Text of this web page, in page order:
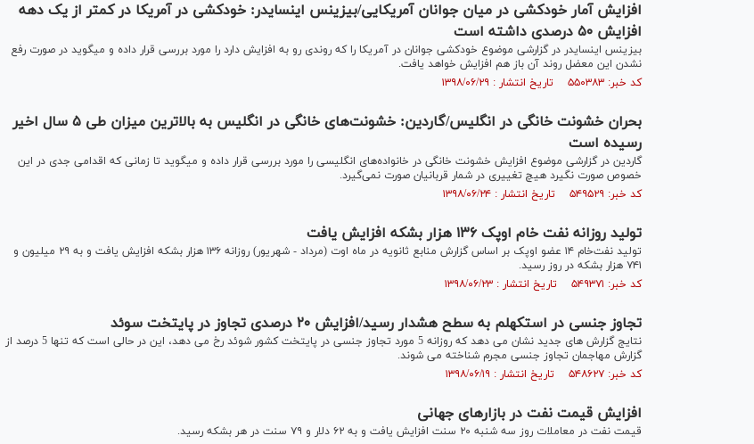
افزایش آمار خودکشی در میان جوانان آمریکایی/بیزینس اینسایدر: خودکشی در آمریکا در کمتر از یک دهه
افزایش ۵۰ درصدی داشته است
بیزینس اینسایدر در گزارشی موضوع خودکشی جوانان در آمریکا را که روندی رو به افزایش دارد را مورد بررسی قرار داده و می‎گوید در صورت رفع
نشدن این معضل روند آن باز هم افزایش خواهد یافت.
کد خبر: ۵۵۰۳۸۳ تاریخ انتشار : ۱۳۹۸/۰۶/۲۹
بحران خشونت خانگی در انگلیس/گاردین: خشونت‌های خانگی در انگلیس به بالاترین میزان طی ۵ سال اخیر
رسیده است
گاردین در گزارشی موضوع افزایش خشونت خانگی در خانواده‌های انگلیسی را مورد بررسی قرار داده و می‎گوید تا زمانی که اقدامی جدی در این
خصوص صورت نگیرد هیچ تغییری در شمار قربانیان صورت نمی‌گیرد.
کد خبر: ۵۴۹۵۲۹ تاریخ انتشار : ۱۳۹۸/۰۶/۲۴
تولید روزانه نفت خام اوپک ۱۳۶ هزار بشکه افزایش یافت
تولید نفت‌خام ۱۴ عضو اوپک بر اساس گزارش منابع ثانویه در ماه اوت (مرداد - شهریور) روزانه ۱۳۶ هزار بشکه افزایش یافت و به ۲۹ میلیون و
۷۴۱ هزار بشکه در روز رسید.
کد خبر: ۵۴۹۳۷۱ تاریخ انتشار : ۱۳۹۸/۰۶/۲۳
تجاوز جنسی در استکهلم به سطح هشدار رسید/افزایش ۲۰ درصدی تجاوز در پایتخت سوئد
نتایج گزارش های جدید نشان می دهد که روزانه 5 مورد تجاوز جنسی در پایتخت کشور شوئد رخ می دهد، این در حالی است که تنها 5 درصد از
گزارش مهاجمان تجاوز جنسی مجرم شناخته می شوند.
کد خبر: ۵۴۸۶۲۷ تاریخ انتشار : ۱۳۹۸/۰۶/۱۹
افزایش قیمت نفت در بازارهای جهانی
قیمت نفت در معاملات روز سه شنبه ۲۰ سنت افزایش یافت و به ۶۲ دلار و ۷۹ سنت در هر بشکه رسید.